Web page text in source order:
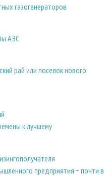
газогенераторов
АЭС
рай или поселок нового
к лучшему
предприятия − почти в